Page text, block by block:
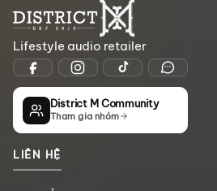
Lifestyle audio retailer
District M Community
Tham gia nhóm
LIÊN HỆ